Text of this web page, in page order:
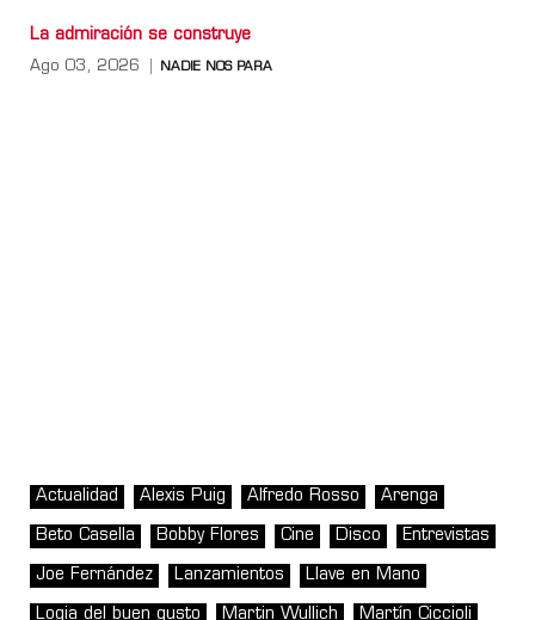
La admiración se construye
Ago 03, 2026 NADIE NOS PARA
Actualidad Alexis Puig Alfredo Rosso Arenga
Beto Casella Bobby Flores Cine Disco Entrevistas
Joe Fernández Lanzamientos Llave en Mano
Logia del buen gusto Martin Wullich Martín Ciccioli